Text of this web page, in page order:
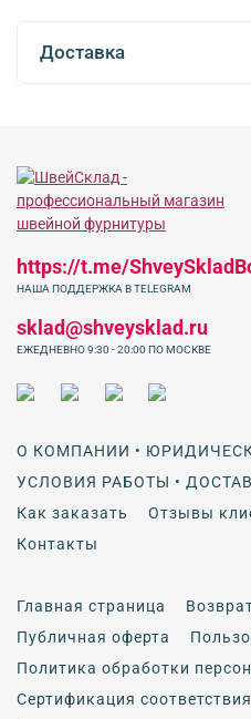
Доставка
О КОМПАНИИ •
УСЛОВИЯ РАБОТЫ •
Как заказать
Отзывы
Контакты
Главная страница
Публичная оферта
Политика обработки
Сертификация соответствия
https://t.me/
НАША ПОДДЕРЖКА В TELEGRAM
sklad@shveysklad.ru
ЕЖЕДНЕВНО 9:30 - 20:00 ПО МОСКВЕ